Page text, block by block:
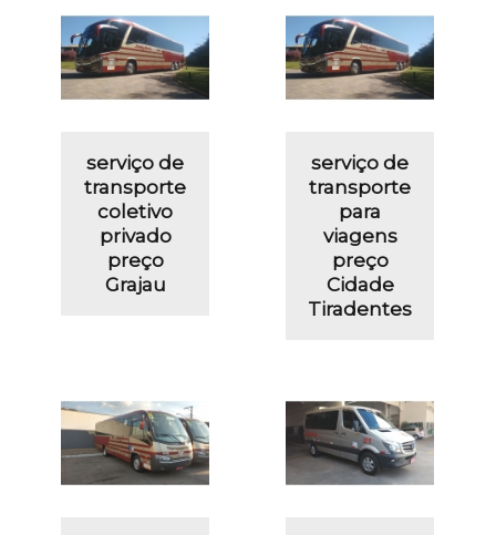
serviço de
transporte
coletivo
privado
preço
Grajau
serviço de
transporte
para
viagens
preço
Cidade
Tiradentes